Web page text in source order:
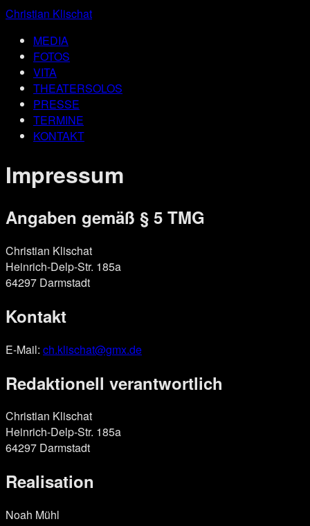
Christian Klischat
MEDIA
FOTOS
VITA
THEATERSOLOS
PRESSE
TERMINE
KONTAKT
Impressum
Angaben gemäß § 5 TMG
Christian Klischat
Heinrich-Delp-Str. 185a
64297 Darmstadt
Kontakt
E-Mail: ch.klischat@gmx.de
Redaktionell verantwortlich
Christian Klischat
Heinrich-Delp-Str. 185a
64297 Darmstadt
Realisation
Noah Mühl